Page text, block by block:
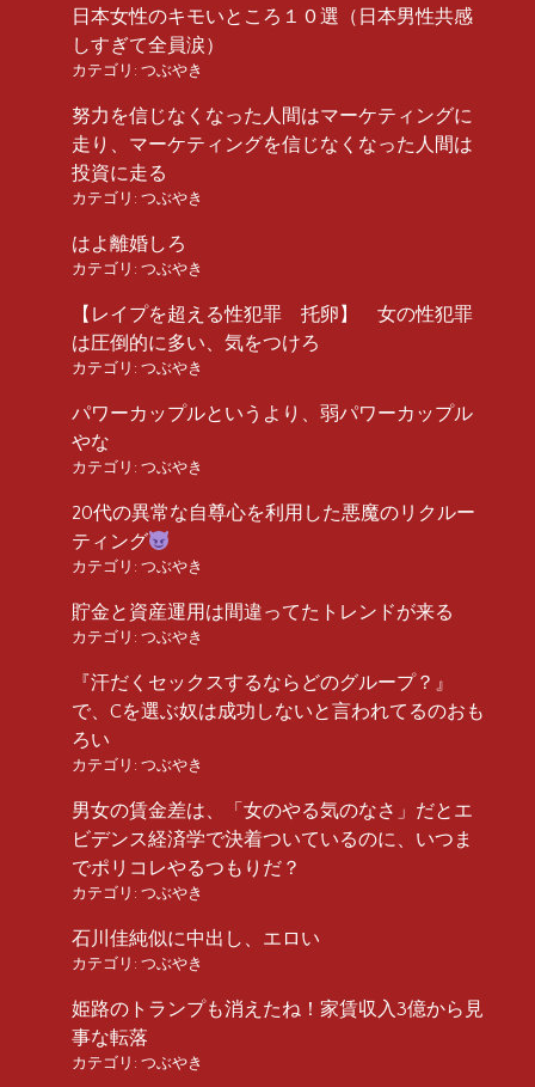
日本女性のキモいところ１０選（日本男性共感
しすぎて全員涙）
カテゴリ: つぶやき
努力を信じなくなった人間はマーケティングに
走り、マーケティングを信じなくなった人間は
投資に走る
カテゴリ: つぶやき
はよ離婚しろ
カテゴリ: つぶやき
【レイプを超える性犯罪 托卵】 女の性犯罪
は圧倒的に多い、気をつけろ
カテゴリ: つぶやき
パワーカップルというより、弱パワーカップル
やな
カテゴリ: つぶやき
20代の異常な自尊心を利用した悪魔のリクルー
ティング
カテゴリ: つぶやき
貯金と資産運用は間違ってたトレンドが来る
カテゴリ: つぶやき
『汗だくセックスするならどのグループ？』
で、Cを選ぶ奴は成功しないと言われてるのおも
ろい
カテゴリ: つぶやき
男女の賃金差は、「女のやる気のなさ」だとエ
ビデンス経済学で決着ついているのに、いつま
でポリコレやるつもりだ？
カテゴリ: つぶやき
石川佳純似に中出し、エロい
カテゴリ: つぶやき
姫路のトランプも消えたね！家賃収入3億から見
事な転落
カテゴリ: つぶやき